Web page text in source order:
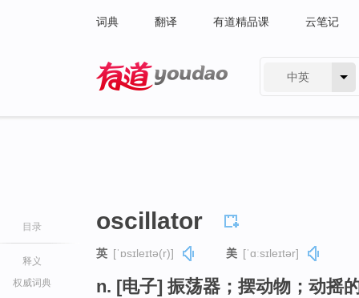
词典 翻译 有道精品课 云笔记
中英
目录
释义
权威词典
oscillator
英 [ˈɒsɪleɪtə(r)] 美 [ˈɑːsɪleɪtər]
n. [电子] 振荡器；摆动物；动摇